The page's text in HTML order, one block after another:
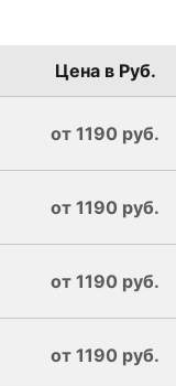
Цена в Руб.
от 1190 руб.
от 1190 руб.
от 1190 руб.
от 1190 руб.